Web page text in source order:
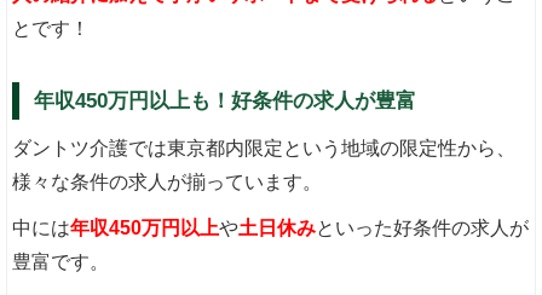
とです！
年収450万円以上も！好条件の求人が豊富
ダントツ介護では東京都内限定という地域の限定性から、
様々な条件の求人が揃っています。
中には年収450万円以上や土日休みといった好条件の求人が
豊富です。